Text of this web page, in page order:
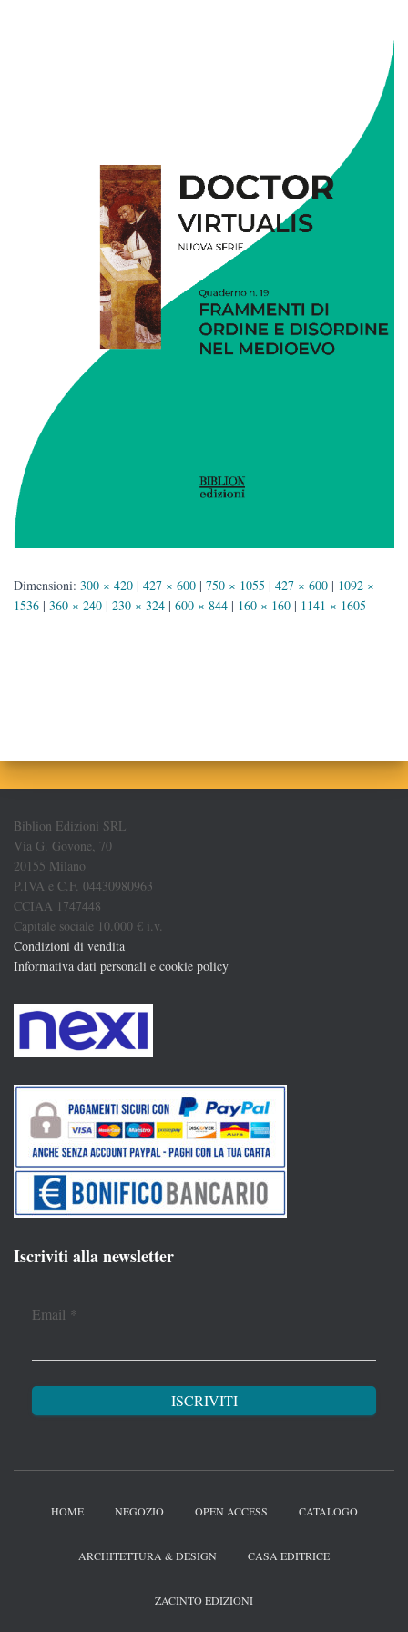
Dimensioni: 300 × 420 | 427 × 600 | 750 × 1055 | 427 × 600 | 1092 ×
1536 | 360 × 240 | 230 × 324 | 600 × 844 | 160 × 160 | 1141 × 1605
Biblion Edizioni SRL
Via G. Govone, 70
20155 Milano
P.IVA e C.F. 04430980963
CCIAA 1747448
Capitale sociale 10.000 € i.v.
Condizioni di vendita
Informativa dati personali e cookie policy
Iscriviti alla newsletter
Email *
HOME NEGOZIO OPEN ACCESS CATALOGO
ARCHITETTURA & DESIGN CASA EDITRICE
ZACINTO EDIZIONI